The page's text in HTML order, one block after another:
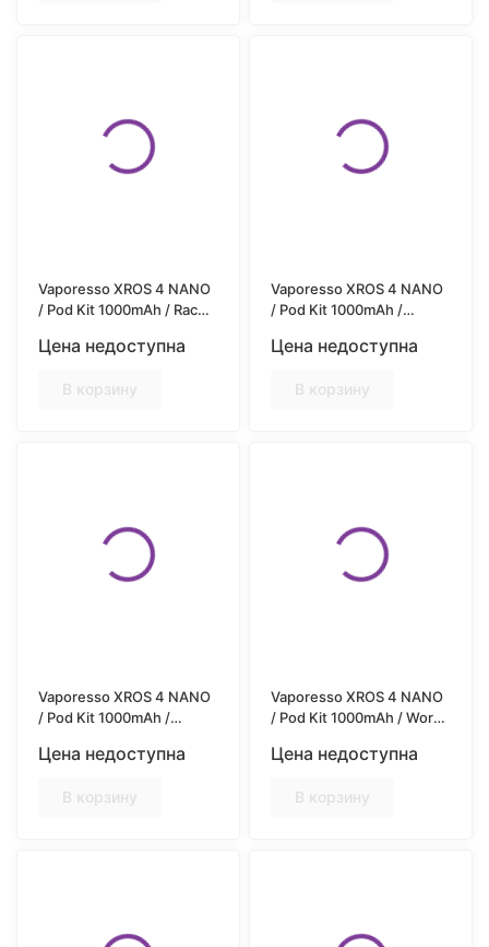
Vaporesso XROS 4 NANO
/ Pod Kit 1000mAh / Race
Цена недоступна
В корзину
Vaporesso XROS 4 NANO
/ Pod Kit 1000mAh /
Цена недоступна
В корзину
Vaporesso XROS 4 NANO
/ Pod Kit 1000mAh /
Цена недоступна
В корзину
Vaporesso XROS 4 NANO
/ Pod Kit 1000mAh / Word-
Цена недоступна
В корзину